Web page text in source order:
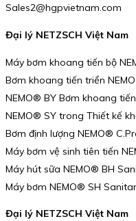
Sales2@hgpvietnam.com
Đại lý NETZSCH Việt Nam
Máy bơm khoang tiến bộ
Bơm khoang tiến triển
NEMO® BY Bơm khoang
NEMO® SY trong Thiết kế
Bơm định lượng NEMO®
Máy bơm vệ sinh tiên tiến
Máy hút sữa NEMO® BH
Máy bơm NEMO® SH
Đại lý NETZSCH Việt Nam